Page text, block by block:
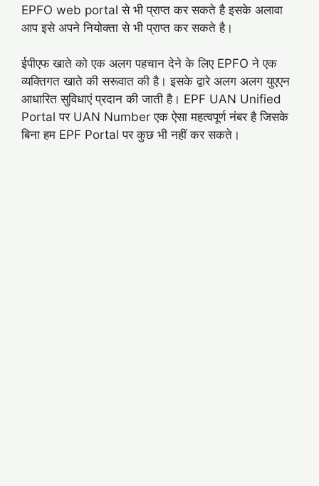
EPFO web portal से भी प्राप्त कर सकते है इसके अलावा
आप इसे अपने नियोक्ता से भी प्राप्त कर सकते है।
ईपीएफ खाते को एक अलग पहचान देने के लिए EPFO ने एक
व्यक्तिगत खाते की सरूवात की है। इसके द्वारे अलग अलग युएएन
आधारित सुविधाएं प्रदान की जाती है। EPF UAN Unified
Portal पर UAN Number एक ऐसा महत्वपूर्ण नंबर है जिसके
बिना हम EPF Portal पर कुछ भी नहीं कर सकते।